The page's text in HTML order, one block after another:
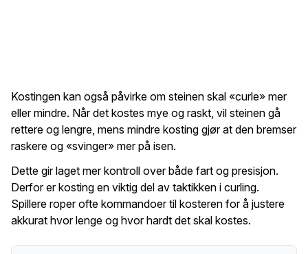
Kostingen kan også påvirke om steinen skal «curle» mer
eller mindre. Når det kostes mye og raskt, vil steinen gå
rettere og lengre, mens mindre kosting gjør at den bremser
raskere og «svinger» mer på isen.
Dette gir laget mer kontroll over både fart og presisjon.
Derfor er kosting en viktig del av taktikken i curling.
Spillere roper ofte kommandoer til kosteren for å justere
akkurat hvor lenge og hvor hardt det skal kostes.